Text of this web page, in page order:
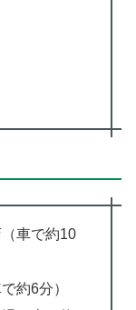
（車で約10
約6分）